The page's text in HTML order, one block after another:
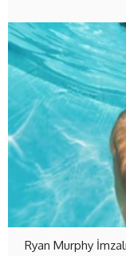
Ryan Murphy